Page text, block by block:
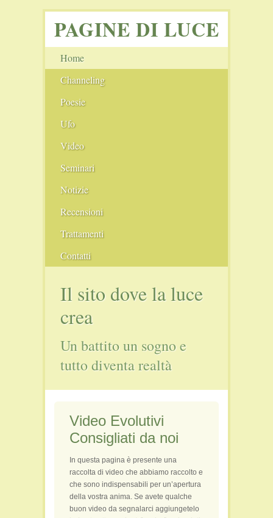
PAGINE DI LUCE
Home
Channeling
Angeli
Poesie
Ufo
I cerchi nel grano
Video
Seminari
Notizie
Film Consigliati
Scie chimiche
Il Vecchio Blog
Recensioni
Comunità
Conferenze
Fiere
Film e Video
Libri
Persone
Seminari
Viaggi e Luoghi Spirituali
Trattamenti
Pranoterapia
Contatti
Il sito dove la luce
crea
Un battito un sogno e
tutto diventa realtà
Video Evolutivi
Consigliati da noi
In questa pagina è presente una
raccolta di video che abbiamo raccolto e
che sono indispensabili per un’apertura
della vostra anima. Se avete qualche
buon video da segnalarci aggiungetelo